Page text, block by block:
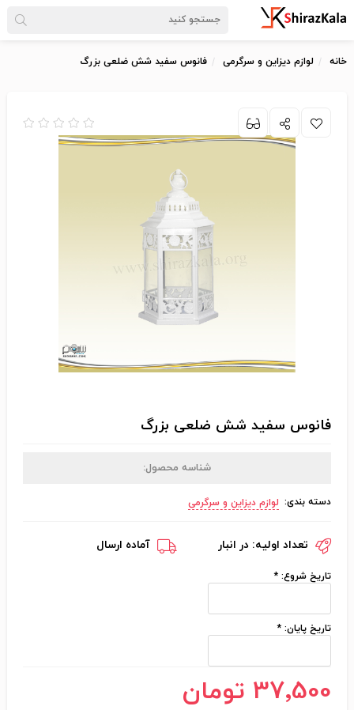
خانه لوازم دیزاین و سرگرمی فانوس سفید شش ضلعی بزرگ
فانوس سفید شش ضلعی بزرگ
شناسه محصول:
دسته بندی: لوازم دیزاین و سرگرمی
تعداد اولیه: در انبار آماده ارسال
تاریخ شروع: *
تاریخ پایان: *
37٬500 تومان